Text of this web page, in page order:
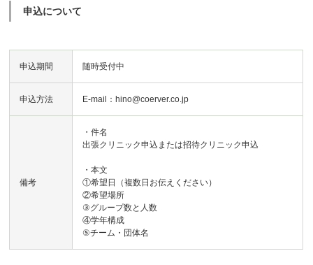
申込について
申込期間 随時受付中
申込方法 E-mail：hino@coerver.co.jp
備考
・件名
出張クリニック申込または招待クリニック申込
・本文
①希望日（複数日お伝えください）
②希望場所
③グループ数と人数
④学年構成
⑤チーム・団体名